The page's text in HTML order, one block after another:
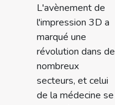
L'avènement de
l'impression 3D a
marqué une
révolution dans de
nombreux
secteurs, et celui
de la médecine se